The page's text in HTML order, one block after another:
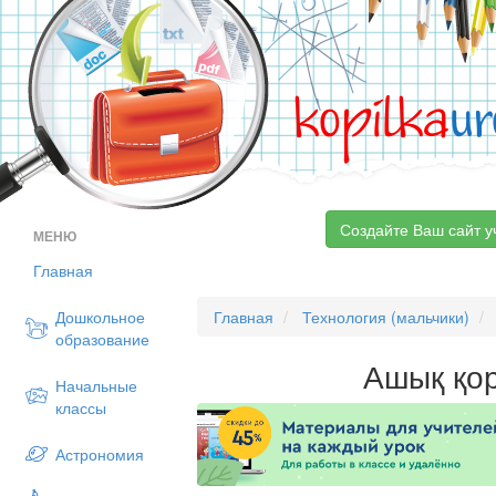
kopilka
МЕНЮ
Главная
Дошкольное
образование
Начальные
классы
Астрономия
Создайте Ваш сайт
Главная Технология (мальчики)
Ашық